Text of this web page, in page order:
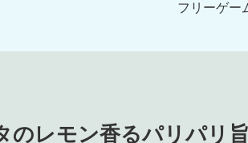
フリーゲー
のレモン香るパリパリ